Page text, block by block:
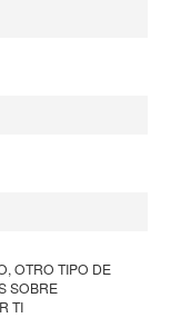
OTRO TIPO DE
SOBRE
TI